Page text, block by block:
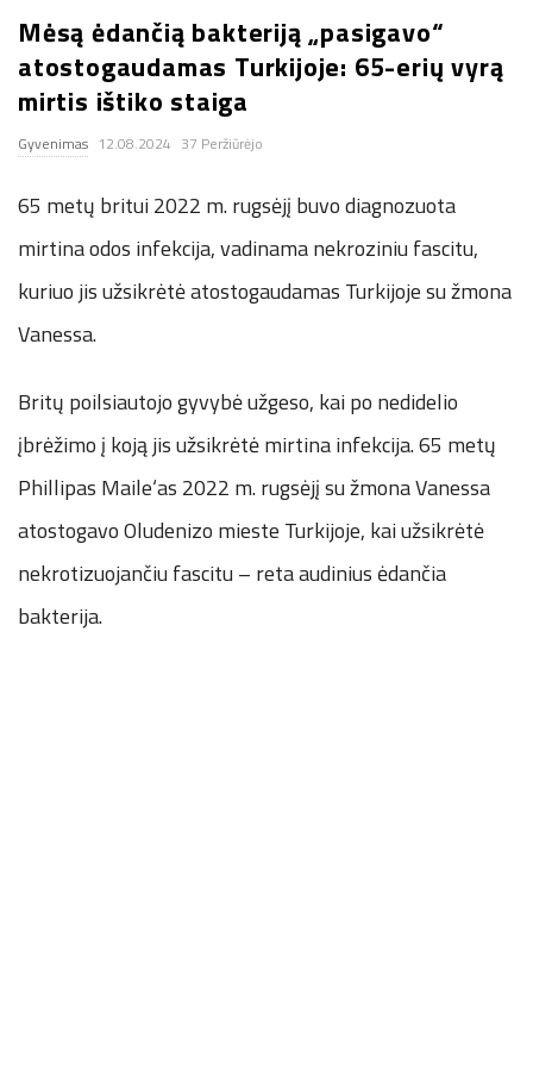
.
c
o
.
u
k
Mėsą ėdančią bakteriją „pasigavo“
atostogaudamas Turkijoje: 65-erių vyrą
mirtis ištiko staiga
Gyvenimas 12.08.2024 37 Peržiūrėjo
65 metų britui 2022 m. rugsėjį buvo diagnozuota
mirtina odos infekcija, vadinama nekroziniu fascitu,
kuriuo jis užsikrėtė atostogaudamas Turkijoje su žmona
Vanessa.
Britų poilsiautojo gyvybė užgeso, kai po nedidelio
įbrėžimo į koją jis užsikrėtė mirtina infekcija. 65 metų
Phillipas Maile‘as 2022 m. rugsėjį su žmona Vanessa
atostogavo Oludenizo mieste Turkijoje, kai užsikrėtė
nekrotizuojančiu fascitu – reta audinius ėdančia
bakterija.